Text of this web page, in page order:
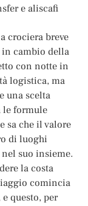
e aliscafi
crociera breve
cambio della
con notte in
logistica, ma
una scelta
le formule
sa che il valore
di luoghi
suo insieme.
la costa
comincia
questo, per